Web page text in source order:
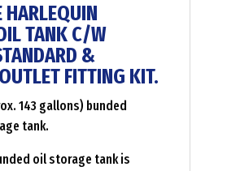
TANK C/W
&
FITTING KIT.
143 gallons) bunded
tank.
oil storage tank is